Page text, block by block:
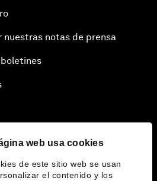
web usa cookies
de este sitio web se usan
el contenido y los
nuestras notas de prensa